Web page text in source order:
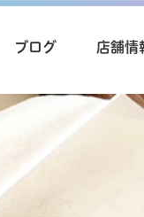
ブログ 店舗情